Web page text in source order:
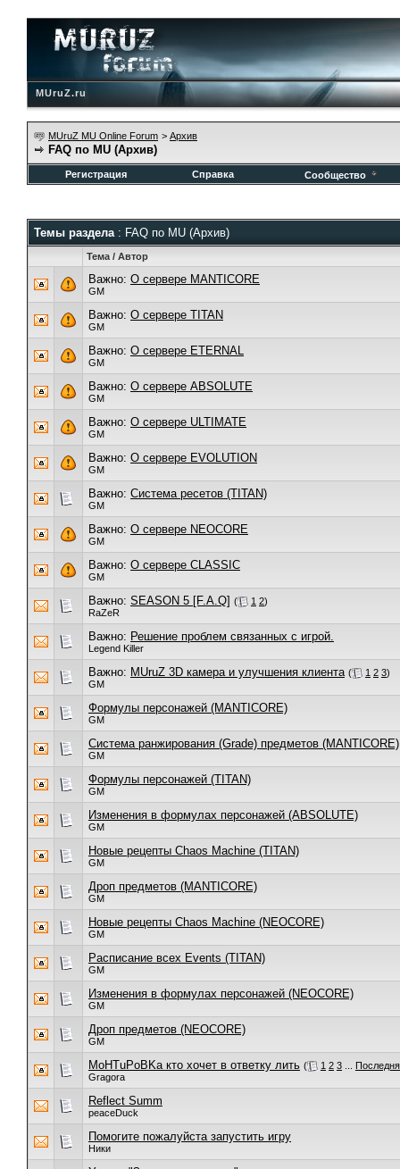
MUruZ.ru
MUruZ MU Online Forum > Архив
FAQ по MU (Архив)
Регистрация Справка Сообщество
Темы раздела: FAQ по MU (Архив)
Тема / Автор
Важно: О сервере MANTICORE
GM
Важно: О сервере TITAN
GM
Важно: О сервере ETERNAL
GM
Важно: О сервере ABSOLUTE
GM
Важно: О сервере ULTIMATE
GM
Важно: О сервере EVOLUTION
GM
Важно: Система ресетов (TITAN)
GM
Важно: О сервере NEOCORE
GM
Важно: О сервере CLASSIC
GM
Важно: SEASON 5 [F.A.Q] ( 1 2)
RaZeR
Важно: Решение проблем связанных с игрой.
Legend Killer
Важно: MUruZ 3D камера и улучшения клиента ( 1 2 3)
GM
Формулы персонажей (MANTICORE)
GM
Система ранжирования (Grade) предметов (MANTICORE)
GM
Формулы персонажей (TITAN)
GM
Изменения в формулах персонажей (ABSOLUTE)
GM
Новые рецепты Chaos Machine (TITAN)
GM
Дроп предметов (MANTICORE)
GM
Новые рецепты Chaos Machine (NEOCORE)
GM
Расписание всех Events (TITAN)
GM
Изменения в формулах персонажей (NEOCORE)
GM
Дроп предметов (NEOCORE)
GM
MoHTuPoBKa кто хочет в ответку лить ( 1 2 3
Gragora
Reflect Summ
peaceDuck
Помогите пожалуйста запустить игру
Ники